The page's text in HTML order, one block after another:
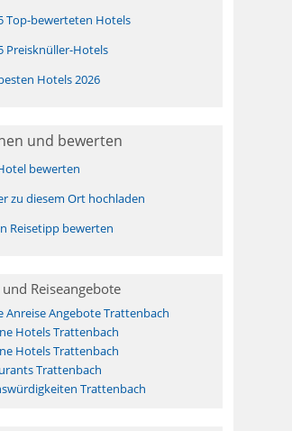
Top-bewerteten Hotels
Preisknüller-Hotels
Hotels 2026
und bewerten
bewerten
zu diesem Ort hochladen
Reisetipp bewerten
Reiseangebote
Anreise Angebote Trattenbach
Hotels Trattenbach
Hotels Trattenbach
Trattenbach
Trattenbach